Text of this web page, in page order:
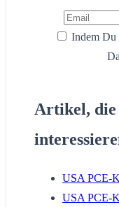
Indem Du
Artikel, die
USA PCE-
USA PCE-